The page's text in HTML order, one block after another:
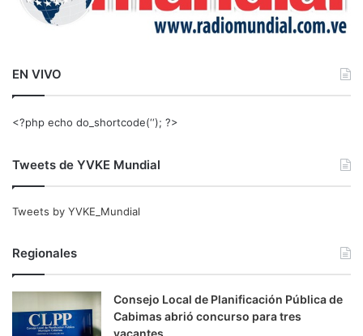
EN VIVO
<?php echo do_shortcode(‘‘); ?>
Tweets de YVKE Mundial
Tweets by YVKE_Mundial
Regionales
Consejo Local de Planificación Pública de
Cabimas abrió concurso para tres
vacantes